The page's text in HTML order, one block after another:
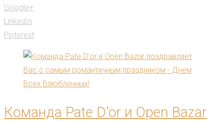
Google+
LinkedIn
Pinterest
Команда Pate D'or и Open Bazar